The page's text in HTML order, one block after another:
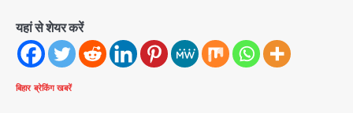
यहां से शेयर करें
बिहार ब्रेकिंग खबरें